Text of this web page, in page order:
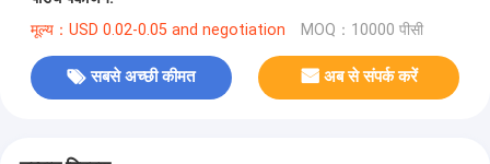
मूल्य：USD 0.02-0.05 and negotiation MOQ：10000 पीसी
सबसे अच्छी कीमत अब से संपर्क करें